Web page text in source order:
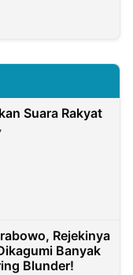
Suara Rakyat
Rejekinya
Banyak
Blunder!